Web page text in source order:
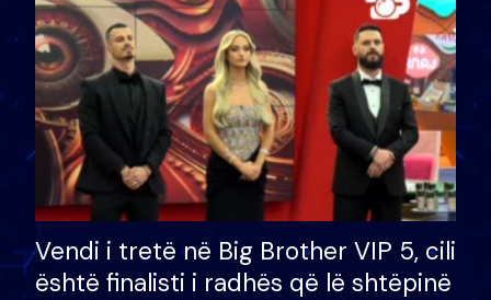
Vendi i tretë në Big Brother VIP 5, cili
është finalisti i radhës që lë shtëpinë